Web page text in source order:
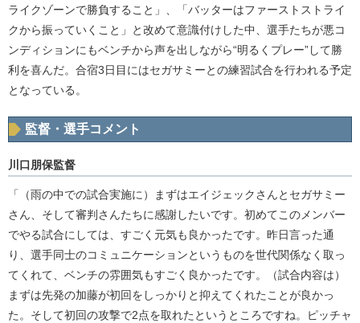
ライクゾーンで勝負すること」、「バッターはファーストストライ
クから振っていくこと」と改めて意識付けした中、選手たちが悪コ
ンディションにもベンチから声を出しながら“明るくプレー”して勝
利を喜んだ。合宿3日目にはセガサミーとの練習試合を行われる予定
となっている。
監督・選手コメント
川口朋保監督
「（雨の中での試合実施に）まずはエイジェックさんとセガサミー
さん、そして審判さんたちに感謝したいです。初めてこのメンバー
でやる試合にしては、すごく元気も良かったです。昨日言った通
り、選手同士のコミュニケーションというものを世代関係なく取っ
てくれて、ベンチの雰囲気もすごく良かったです。（試合内容は）
まずは先発の加藤が初回をしっかりと抑えてくれたことが良かっ
た。そして初回の攻撃で2点を取れたというところですね。ピッチャ